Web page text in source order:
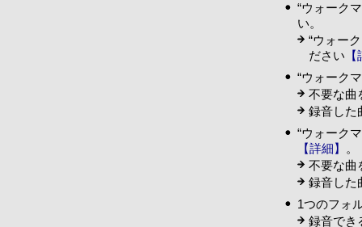
“ウォーク
い。
“ウォー
ださい
“ウォーク
不要な曲
録音した
“ウォーク
【詳細】
。
不要な曲
録音した
1つのフォ
録音でき